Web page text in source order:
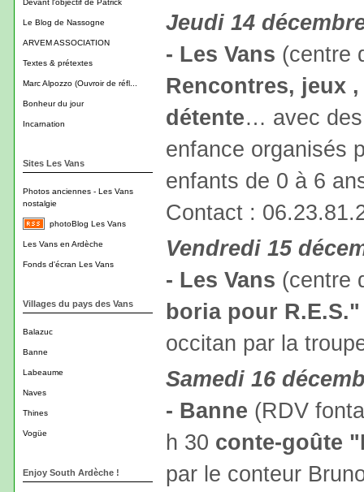
Devant l'objectif de Patrick
Le Blog de Nassogne
ARVEM ASSOCIATION
Textes & prétextes
Marc Alpozzo (Ouvroir de réfl...
Bonheur du jour
Incarnation
Sites Les Vans
Photos anciennes - Les Vans
nostalgie
photoBlog Les Vans
Les Vans en Ardèche
Fonds d'écran Les Vans
Villages du pays des Vans
Balazuc
Banne
Labeaume
Naves
Thines
Vogüe
Enjoy South Ardèche !
Jeudi 14
- Les Vans (centre
Rencontres, jeux
détente… avec des
enfance organisés
enfants de 0 à 6
Contact :
Vendredi 15
- Les Vans (centre
boria pour R.E.S."
occitan par la
Samedi 16
- Banne (RDV
h 30 conte-goûte
par le conteur